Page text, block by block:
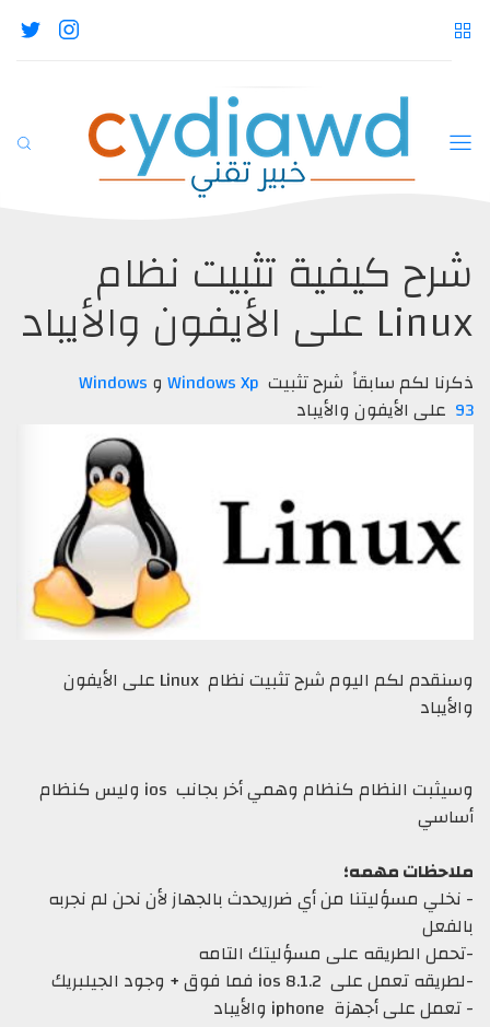
شرح كيفية تثبيت نظام
Linux على الأيفون والأيباد
ذكرنا لكم سابقاً شرح تثبيت Windows Xp و Windows
93 على الأيفون والأيباد
وسنقدم لكم اليوم شرح تثبيت نظام Linux على الأيفون
والأيباد
وسيثبت النظام كنظام وهمي أخر بجانب ios وليس كنظام
أساسي
ملاحظات مهمه؛
- نخلي مسؤليتنا من أي ضرريحدث بالجهاز لأن نحن لم نجربه
بالفعل
-تحمل الطريقه على مسؤليتك التامه
-لطريقه تعمل على ios 8.1.2 فما فوق + وجود الجيلبريك
- تعمل على أجهزة iphone والأيباد